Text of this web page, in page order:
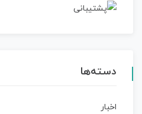
دسته‌ها
اخبار